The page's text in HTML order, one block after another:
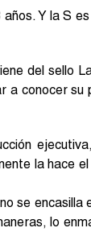
Y la S
del sello
conocer su
la hace
se encasilla
lo